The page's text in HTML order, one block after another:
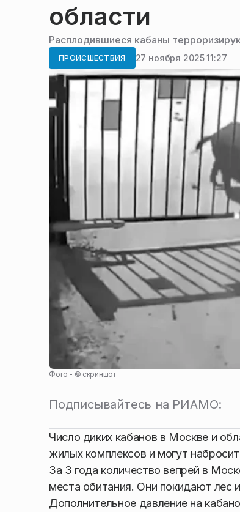
области
Расплодившиеся кабаны
ПРОИСШЕСТВИЯ 27 ноября 2025 11:27
Фото - © скриншот
Подписывайтесь на РИАМО:
Число диких кабанов в Москве и
жилых комплексов и могут
За 3 года количество вепрей в
места обитания. Они покидают лес
Дополнительное давление на